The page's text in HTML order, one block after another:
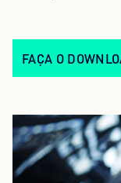
FAÇA O